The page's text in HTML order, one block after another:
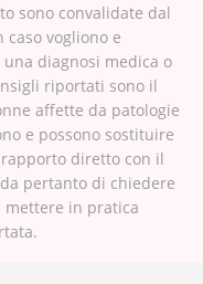
sono convalidate dal
caso vogliono e
diagnosi medica o
riportati sono il
affette da patologie
e possono sostituire
diretto con il
pertanto di chiedere
in pratica